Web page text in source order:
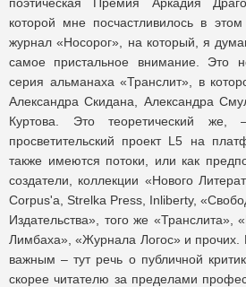
которой мне посчастливилось в
журнал «Носорог», на который, я
самое пристальное внимание. Это
серия альманаха «Транслит», в
Александра Скидана, Александра
Куртова. Это теоретический
просветительский проект L5 на
также имеются потоки, или как
создатели, коллекции «Нового
Corpus'а, Strelka Press, Inliberty,
Издательства», того же «Транслита»,
Лимбаха», «Журнала Логос» и прочих.
важным – тут речь о публичной
скорее читателю за пределами